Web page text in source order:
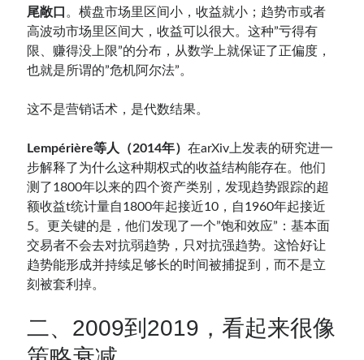
尾敞口 。横盘市场里区间小，收益就小；趋势市或者
高波动市场里区间大，收益可以很大。这种”亏得有
限、赚得没上限”的分布，从数学上就保证了正偏度，
也就是所谓的”危机阿尔法”。
这不是营销话术，是代数结果。
Lempérière等人（2014年）在arXiv上发表的研究进一
步解释了为什么这种期权式的收益结构能存在。他们
测了1800年以来的四个资产类别，发现趋势跟踪的超
额收益t统计量自1800年起接近10，自1960年起接近
5。更关键的是，他们发现了一个”饱和效应”：基本面
交易者不会去对抗弱趋势，只对抗强趋势。这恰好让
趋势能形成并持续足够长的时间被捕捉到，而不是立
刻被套利掉。
二、2009到2019，看起来很像